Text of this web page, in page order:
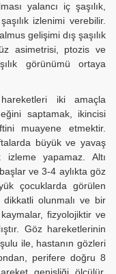
yalancı iç şaşılık,
izlenimi verebilir.
gelişimi dış şaşılık
asimetrisi, ptozis ve
görünümü ortaya
iki amaçla
saptamak, ikincisi
muayene etmektir.
büyük ve yavaş
yapamaz. Altı
ve 3-4 aylıkta göz
çocuklarda görülen
dikkatli olunmalı ve bir
fizyolojiktir ve
Göz hareketlerinin
ile, hastanın gözleri
perifere doğru 8